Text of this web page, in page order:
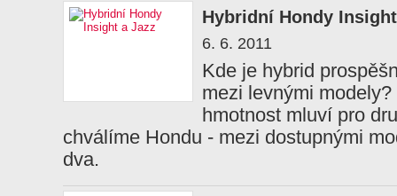
Hybridní Hondy
6. 6. 2011
Kde je hybrid
mezi levnými
hmotnost mluví pro
chválíme Hondu - mezi dostupnými
dva.